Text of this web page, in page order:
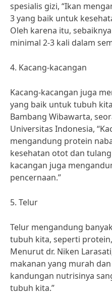
spesialis gizi, “Ikan
3 yang baik untuk
Oleh karena itu,
minimal 2-3 kali dalam
4. Kacang-kacangan
Kacang-kacangan juga
yang baik untuk tubuh
Bambang Wibawarta,
Universitas Indonesia,
mengandung protein
kesehatan otot dan
kacangan juga
pencernaan.”
5. Telur
Telur mengandung
tubuh kita, seperti
Menurut dr. Niken
makanan yang murah
kandungan nutrisinya
tubuh kita.”